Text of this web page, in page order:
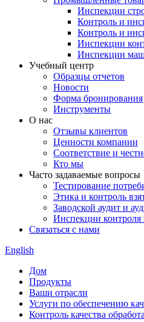
Инспекции
Контроль и
Контроль и
Инспекции
Инспекции
Учебный центр
Образцы отчетов
Новости
Форма бронирования
Инструменты
О нас
Отзывы клиентов
Ценности компании
Соответствие и
Кто мы
Часто задаваемые вопросы
Тестирование
Этика и контроль
Заводской аудит и
Инспекции контроля
Связаться с нами
English
Дом
Продукты
Ваши отрасли
Услуги по обеспечению
Контроль качества